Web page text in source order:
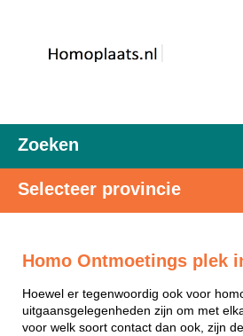
Zoeken
Selecteer provincie
Homo Ontmoetings plek
Hoewel er tegenwoordig ook voor
uitgaansgelegenheden zijn om met
voor welk soort contact dan ook, zijn